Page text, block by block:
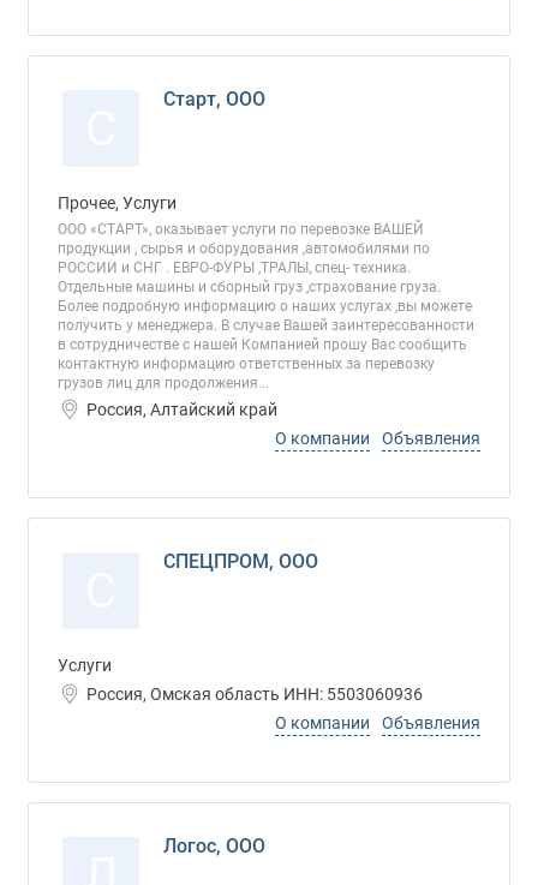
Старт, ООО
Прочее, Услуги
ООО «СТАРТ», оказывает услуги по перевозке ВАШЕЙ
продукции , сырья и оборудования ,автомобилями по
РОССИИ и СНГ . ЕВРО-ФУРЫ ,ТРАЛЫ, спец- техника.
Отдельные машины и сборный груз ,страхование груза.
Более подробную информацию о наших услугах ,вы можете
получить у менеджера. В случае Вашей заинтересованности
в сотрудничестве с нашей Компанией прошу Вас сообщить
контактную информацию ответственных за перевозку
грузов лиц для продолжения...
Россия, Алтайский край
О компании
Объявления
СПЕЦПРОМ, ООО
Услуги
Россия, Омская область ИНН: 5503060936
О компании
Объявления
Логос, ООО